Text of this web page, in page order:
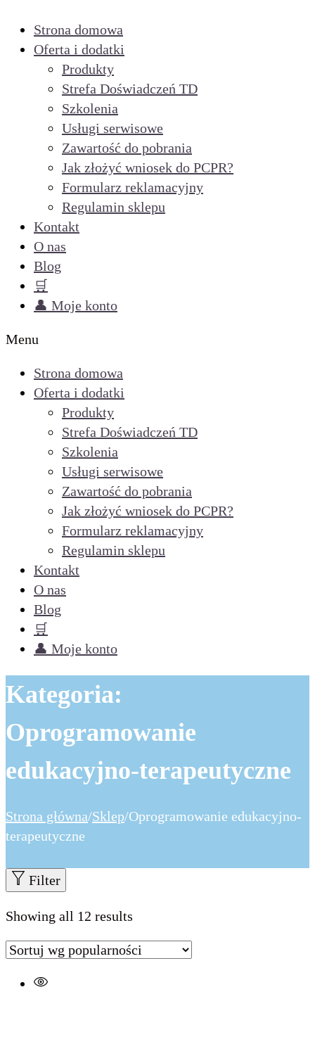
Strona domowa
Oferta i dodatki
Produkty
Strefa Doświadczeń TD
Szkolenia
Usługi serwisowe
Zawartość do pobrania
Jak złożyć wniosek do PCPR?
Formularz reklamacyjny
Regulamin sklepu
Kontakt
O nas
Blog
🛒
👤 Moje konto
Menu
Strona domowa
Oferta i dodatki
Produkty
Strefa Doświadczeń TD
Szkolenia
Usługi serwisowe
Zawartość do pobrania
Jak złożyć wniosek do PCPR?
Formularz reklamacyjny
Regulamin sklepu
Kontakt
O nas
Blog
🛒
👤 Moje konto
Kategoria:
Oprogramowanie
edukacyjno-terapeutyczne
Strona główna/Sklep/Oprogramowanie edukacyjno-
terapeutyczne
Filter
Showing all 12 results